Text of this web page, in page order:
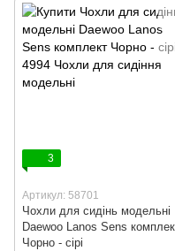
3
Артикул: 58701
Чохли для сидінь модельні
Daewoo Lanos Sens
Чорно - сірі